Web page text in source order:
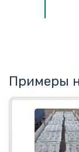
Примеры